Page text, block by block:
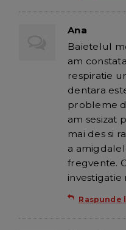
Ana
Baietelul
am
respiratie
dentara
probleme
am sesizat
mai des si
a
fregvente.
investigatie
Raspunde